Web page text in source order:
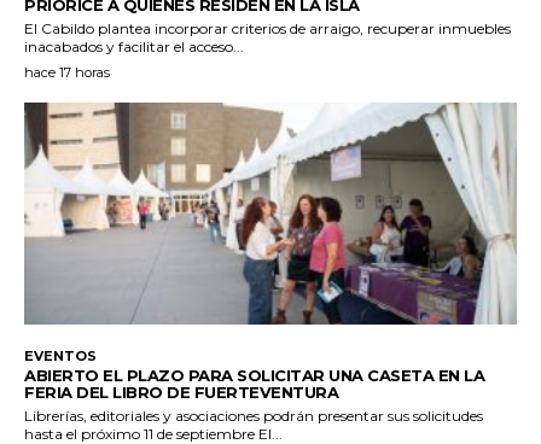
PRIORICE A QUIENES RESIDEN EN LA ISLA
El Cabildo plantea incorporar criterios de arraigo, recuperar inmuebles
inacabados y facilitar el acceso...
hace 17 horas
EVENTOS
ABIERTO EL PLAZO PARA SOLICITAR UNA CASETA EN LA
FERIA DEL LIBRO DE FUERTEVENTURA
Librerías, editoriales y asociaciones podrán presentar sus solicitudes
hasta el próximo 11 de septiembre El...